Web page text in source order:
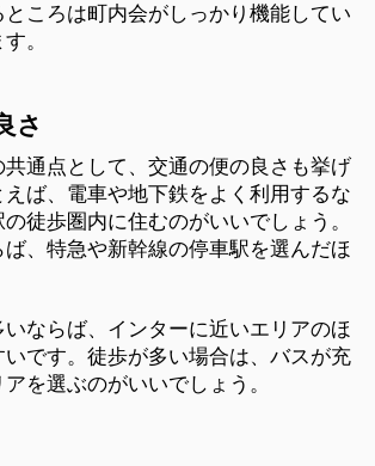
ころは町内会がしっかり機能してい
。
さ
通点として、交通の便の良さも挙げ
えば、電車や地下鉄をよく利用するな
徒歩圏内に住むのがいいでしょう。
、特急や新幹線の停車駅を選んだほ
ならば、インターに近いエリアのほ
いです。徒歩が多い場合は、バスが充
を選ぶのがいいでしょう。